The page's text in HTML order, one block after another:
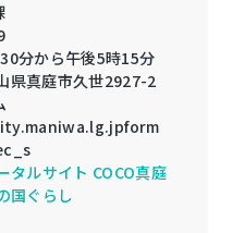
分から午後5時15分
県真庭市久世2927-2
タルサイト COCO真庭
国ぐらし